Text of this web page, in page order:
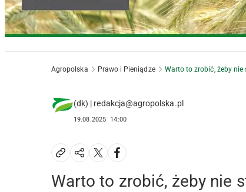
Agropolska Prawo i Pieniądze Warto to zrobić, żeby
(dk) | redakcja@agropolska.pl
19.08.2025 14:00
Warto to zrobić, żeby nie